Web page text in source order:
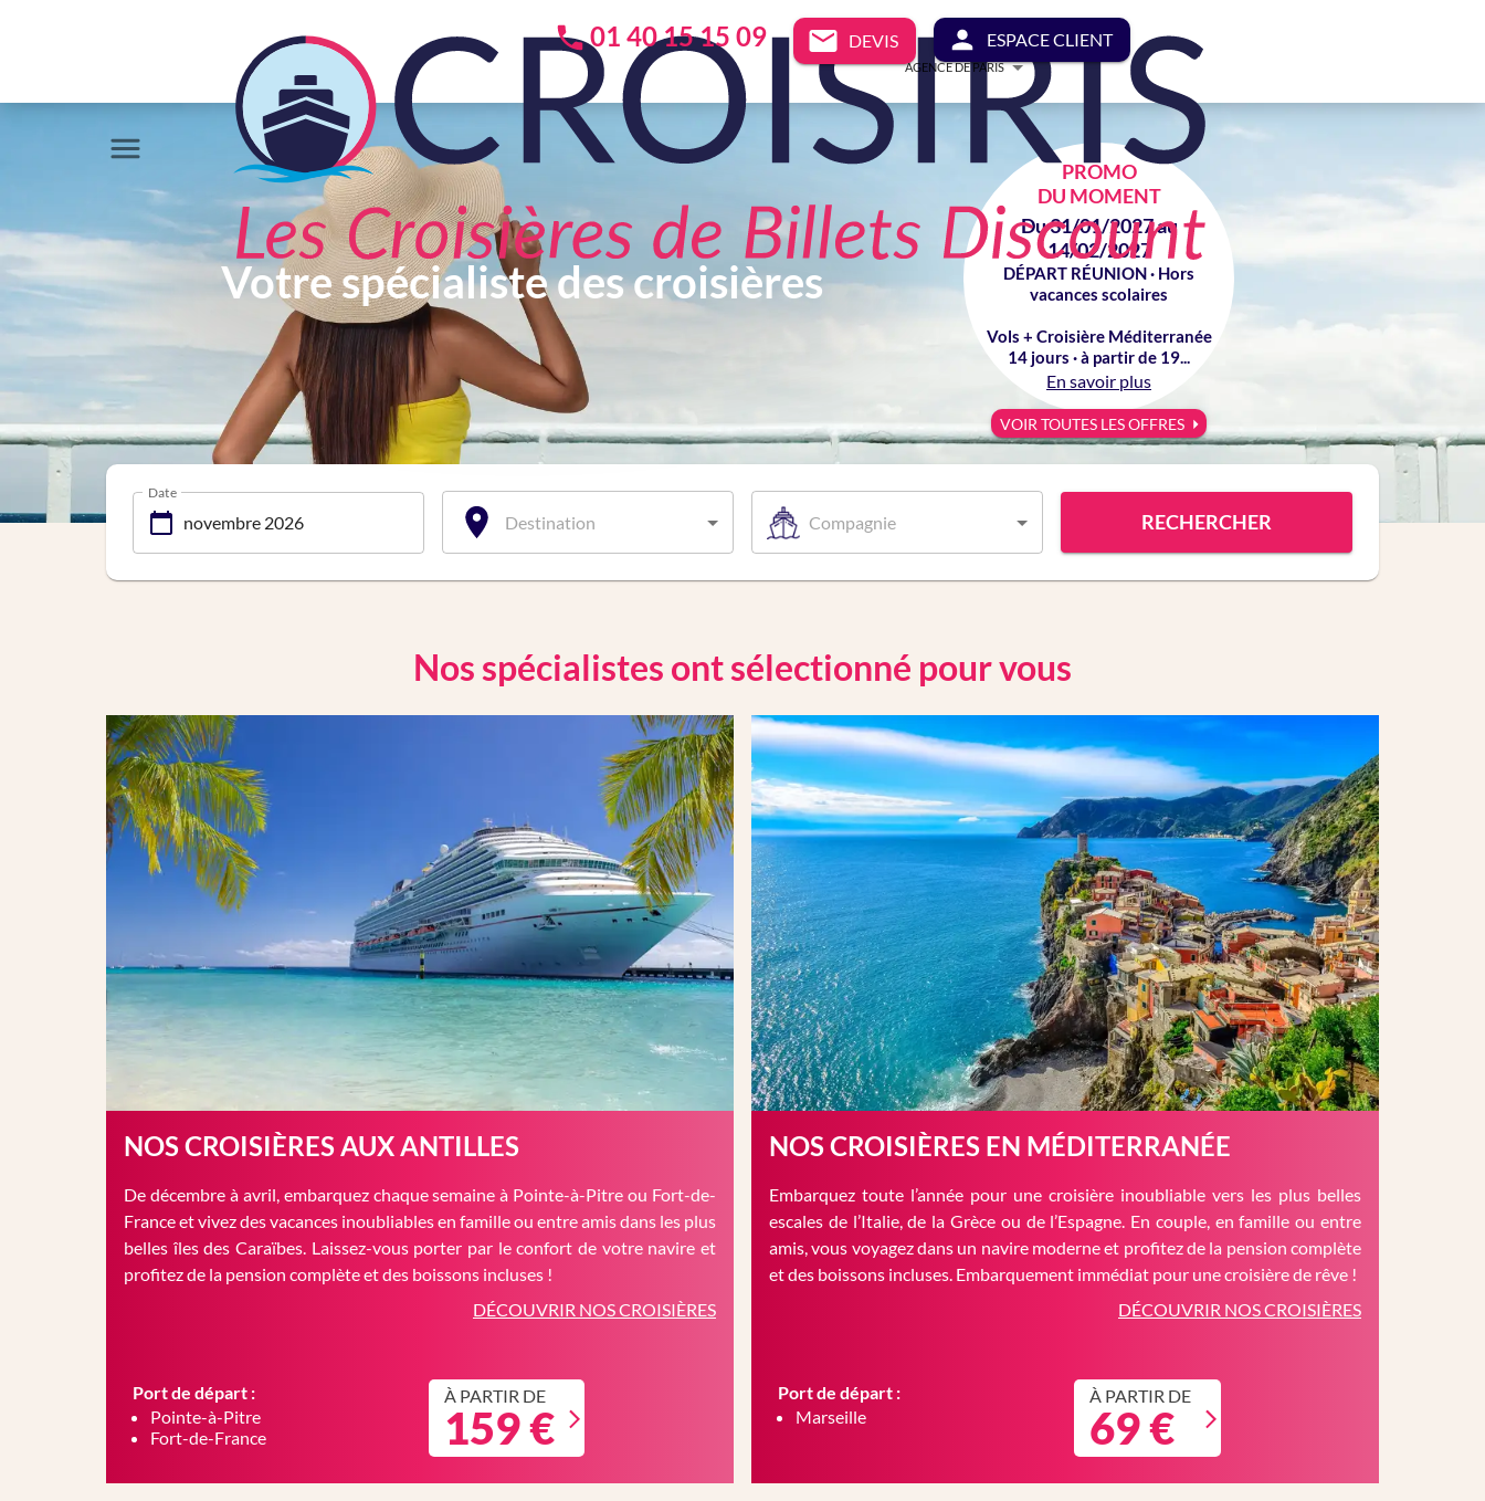
01 40 15 15 09 DEVIS ESPACE CLIENT
AGENCE DE PARIS
Votre spécialiste des croisières
PROMO
DU MOMENT
Du 31/01/2027 au
14/02/2027
DÉPART RÉUNION · Hors
vacances scolaires
Vols + Croisière Méditerranée
14 jours · à partir de 19...
En savoir plus
VOIR TOUTES LES OFFRES
Date
Destination Compagnie RECHERCHER
Nos spécialistes ont sélectionné pour vous
NOS CROISIÈRES AUX ANTILLES
De décembre à avril, embarquez chaque semaine à Pointe-à-Pitre ou Fort-de-
France et vivez des vacances inoubliables en famille ou entre amis dans les plus
belles îles des Caraïbes. Laissez-vous porter par le confort de votre navire et
profitez de la pension complète et des boissons incluses !
DÉCOUVRIR NOS CROISIÈRES
Port de départ :
Pointe-à-Pitre
Fort-de-France
À PARTIR DE
159 €
NOS CROISIÈRES EN MÉDITERRANÉE
Embarquez toute l’année pour une croisière inoubliable vers les plus belles
escales de l’Italie, de la Grèce ou de l’Espagne. En couple, en famille ou entre
amis, vous voyagez dans un navire moderne et profitez de la pension complète
et des boissons incluses. Embarquement immédiat pour une croisière de rêve !
DÉCOUVRIR NOS CROISIÈRES
Port de départ :
Marseille
À PARTIR DE
69 €